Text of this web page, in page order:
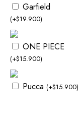
Garfield
(+$19.900)
ONE PIECE
(+$15.900)
Pucca (+$15.900)